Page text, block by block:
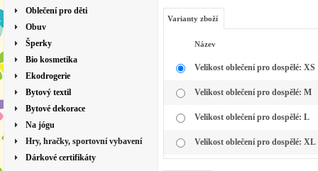
Oblečení pro děti
Obuv
Šperky
Bio kosmetika
Ekodrogerie
Bytový textil
Bytové dekorace
Na jógu
Hry, hračky, sportovní vybavení
Dárkové certifikáty
Varianty zboží
Název
Velikost oblečení pro dospělé: XS
Velikost oblečení pro dospělé: M
Velikost oblečení pro dospělé: L
Velikost oblečení pro dospělé: XL